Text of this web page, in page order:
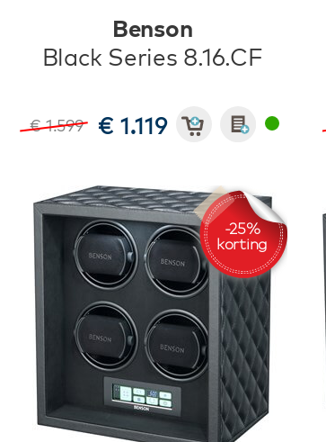
Benson
Black Series 8.16.CF
€ 1.599 € 1.119